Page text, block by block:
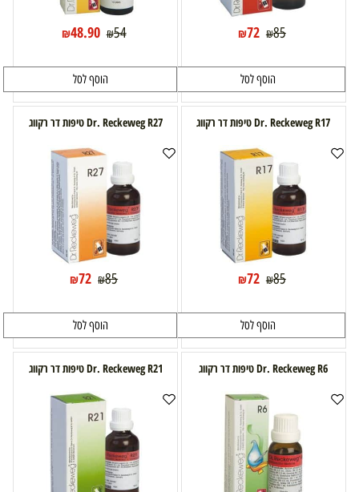
₪85
₪72
הוסף לסל
₪54
₪48.90
הוסף לסל
Dr. Reckeweg R17 טיפות דר רקווג
₪85
₪72
הוסף לסל
Dr. Reckeweg R27 טיפות דר רקווג
₪85
₪72
הוסף לסל
Dr. Reckeweg R6 טיפות דר רקווג Dr. Reckeweg R21 טיפות דר רקווג